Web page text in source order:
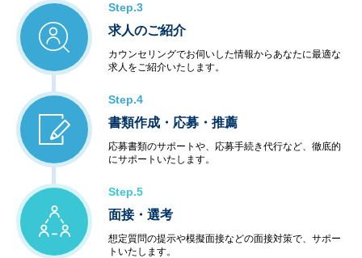
Step.3
求人のご紹介
カウンセリングでお伺いした情報からあなたに最適な
求人をご紹介いたします。
Step.4
書類作成・応募・推薦
応募書類のサポートや、応募手続き代行など、徹底的
にサポートいたします。
Step.5
面接・選考
想定質問の提示や模擬面接などの面接対策で、サポー
トいたします。